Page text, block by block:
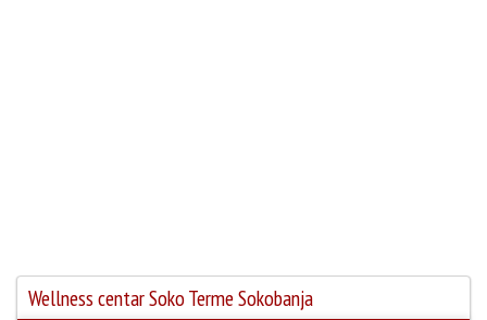
Wellness centar Soko Terme Sokobanja